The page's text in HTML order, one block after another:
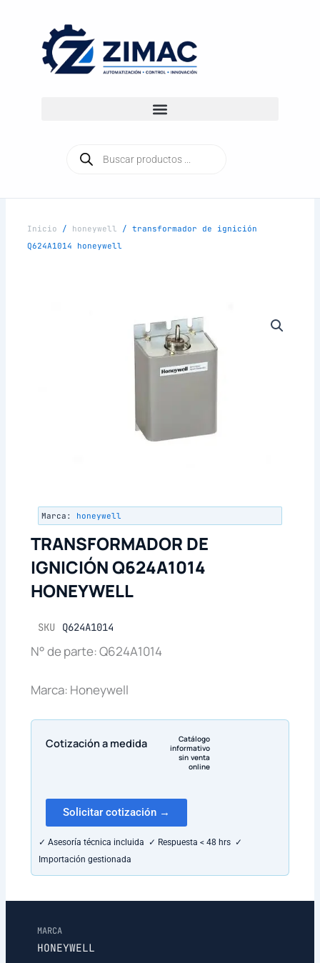
contenido
productos
Inicio / honeywell / transformador de ignición
Q624A1014 honeywell
Marca: honeywell
TRANSFORMADOR DE
IGNICIÓN Q624A1014
HONEYWELL
SKU Q624A1014
N° de parte: Q624A1014
Marca: Honeywell
Cotización a medida
Catálogo
informativo
sin venta
online
Solicitar cotización →
✓ Asesoría técnica incluida ✓ Respuesta < 48 hrs ✓
Importación gestionada
MARCA
HONEYWELL